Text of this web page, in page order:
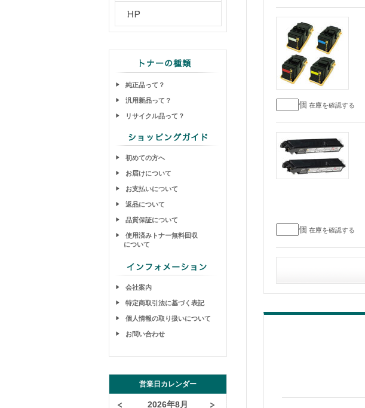
純正品って？
汎用新品って？
リサイクル品って？
初めての方へ
お届けについて
お支払いについて
返品について
品質保証について
使用済みトナー無料回収
について
会社案内
特定商取引法に基づく表記
個人情報の取り扱いについて
お問い合わせ
営業日カレンダー
2026年8月
個 在庫を確認する
個 在庫を確認する